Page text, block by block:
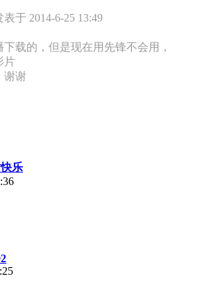
表于 2014-6-25 13:49
载的，但是现在用先锋不会用，
片
谢谢
乐